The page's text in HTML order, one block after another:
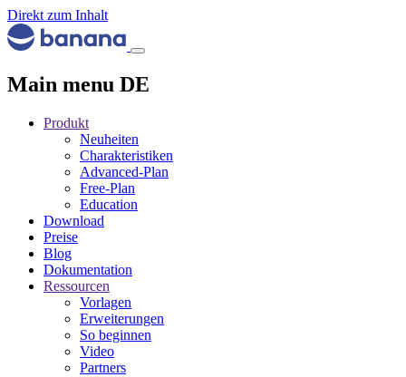
Direkt zum Inhalt
Main menu DE
Produkt
Neuheiten
Charakteristiken
Advanced-Plan
Free-Plan
Education
Download
Preise
Blog
Dokumentation
Ressourcen
Vorlagen
Erweiterungen
So beginnen
Video
Partners